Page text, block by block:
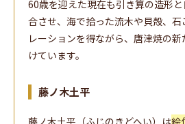
60歳を迎えた現在も引き算の造形
合させ、海で拾った流木や貝殻、
レーションを得ながら、唐津焼の
けています。
藤ノ木土平